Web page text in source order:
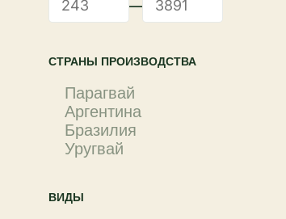
—
СТРАНЫ ПРОИЗВОДСТВА
Парагвай
Аргентина
Бразилия
Уругвай
ВИДЫ